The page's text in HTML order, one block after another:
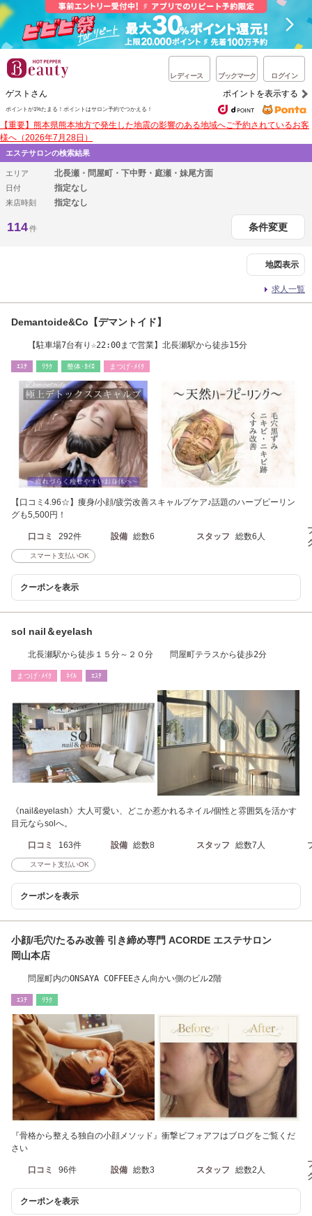
レディース ブックマーク ログイン
ゲストさん ポイントを表示する
ポイントが1%たまる！ ポイントはサロン予約でつかえる！
【重要】熊本県熊本地方で発生した地震の影響のある地域へご予約されているお客
様へ（2026年7月28日）
エステサロンの検索結果
エリア 北長瀬・問屋町・下中野・庭瀬・妹尾方面
日付 指定なし
来店時刻 指定なし
114件 条件変更
地図表示
求人一覧
Demantoide&Co【デマントイド】
【駐車場7台有り☆22:00まで営業】北長瀬駅から徒歩15分
ｴｽﾃ ﾘﾗｸ 整体･ｶｲﾛ まつげ･ﾒｲｸ
【口コミ4.96☆】痩身/小顔/疲労改善スキャルプケア♪話題のハーブピーリン
グも5,500円！
口コミ 292件 設備 総数6 スタッフ 総数6人
スマート支払いOK
クーポンを表示
sol nail＆eyelash
北長瀬駅から徒歩１５分～２０分 問屋町テラスから徒歩2分
まつげ･ﾒｲｸ ﾈｲﾙ ｴｽﾃ
《nail&eyelash》大人可愛い、どこか惹かれるネイル/個性と雰囲気を活かす
目元ならsolへ。
口コミ 163件 設備 総数8 スタッフ 総数7人
スマート支払いOK
クーポンを表示
小顔/毛穴/たるみ改善 引き締め専門 ACORDE エステサロン
岡山本店
問屋町内のONSAYA COFFEEさん向かい側のビル2階
ｴｽﾃ ﾘﾗｸ
『骨格から整える独自の小顔メソッド』衝撃ビフォアフはブログをご覧くだ
さい
口コミ 96件 設備 総数3 スタッフ 総数2人
クーポンを表示